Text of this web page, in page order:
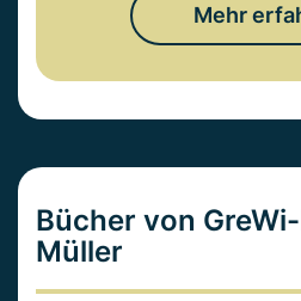
Mehr
Bücher von
Müller